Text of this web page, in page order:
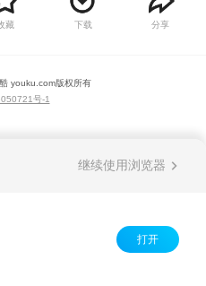
特曼 外传 Ghost Rebirth》。这部
两卷完结，而且同样改编自连载中
藏 下载 分享
youku.com版权所有
号-1
继续使用浏览器
打开